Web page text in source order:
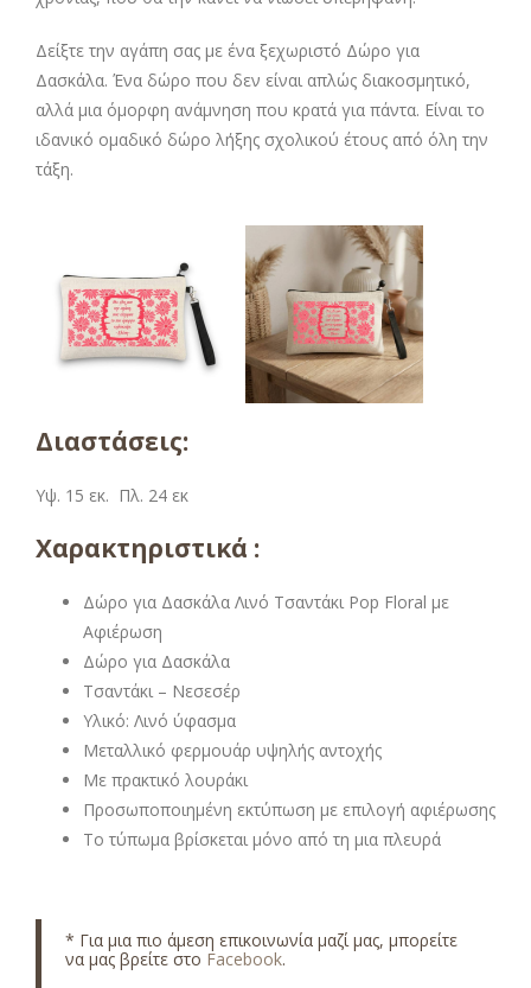
Δείξτε την αγάπη σας με ένα ξεχωριστό Δώρο για
Δασκάλα. Ένα δώρο που δεν είναι απλώς διακοσμητικό,
αλλά μια όμορφη ανάμνηση που κρατά για πάντα. Είναι το
ιδανικό ομαδικό δώρο λήξης σχολικού έτους από όλη την
τάξη.
Διαστάσεις:
Υψ. 15 εκ. Πλ. 24 εκ
Χαρακτηριστικά :
Δώρο για Δασκάλα Λινό Τσαντάκι Pop Floral με
Αφιέρωση
Δώρο για Δασκάλα
Τσαντάκι – Νεσεσέρ
Υλικό: Λινό ύφασμα
Μεταλλικό φερμουάρ υψηλής αντοχής
Με πρακτικό λουράκι
Προσωποποιημένη εκτύπωση με επιλογή αφιέρωσης
Το τύπωμα βρίσκεται μόνο από τη μια πλευρά
* Για μια πιο άμεση επικοινωνία μαζί μας, μπορείτε
να μας βρείτε στο Facebook.